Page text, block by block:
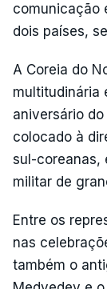
comunicação
dois países,
A Coreia do
multitudinária
aniversário
colocado à
sul-coreanas,
militar de
Entre os
nas
também o